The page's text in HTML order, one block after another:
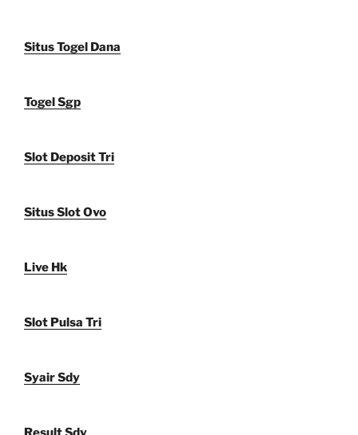
Situs Togel Dana
Togel Sgp
Slot Deposit Tri
Situs Slot Ovo
Live Hk
Slot Pulsa Tri
Syair Sdy